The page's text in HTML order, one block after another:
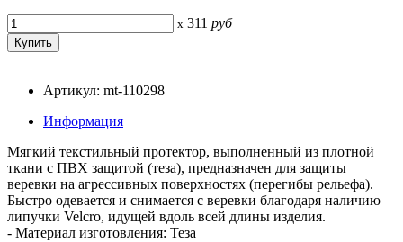
x 311 руб
Артикул: mt-110298
Информация
Мягкий текстильный протектор, выполненный из плотной
ткани с ПВХ защитой (теза), предназначен для защиты
веревки на агрессивных поверхностях (перегибы рельефа).
Быстро одевается и снимается с веревки благодаря наличию
липучки Velcro, идущей вдоль всей длины изделия.
- Материал изготовления: Теза